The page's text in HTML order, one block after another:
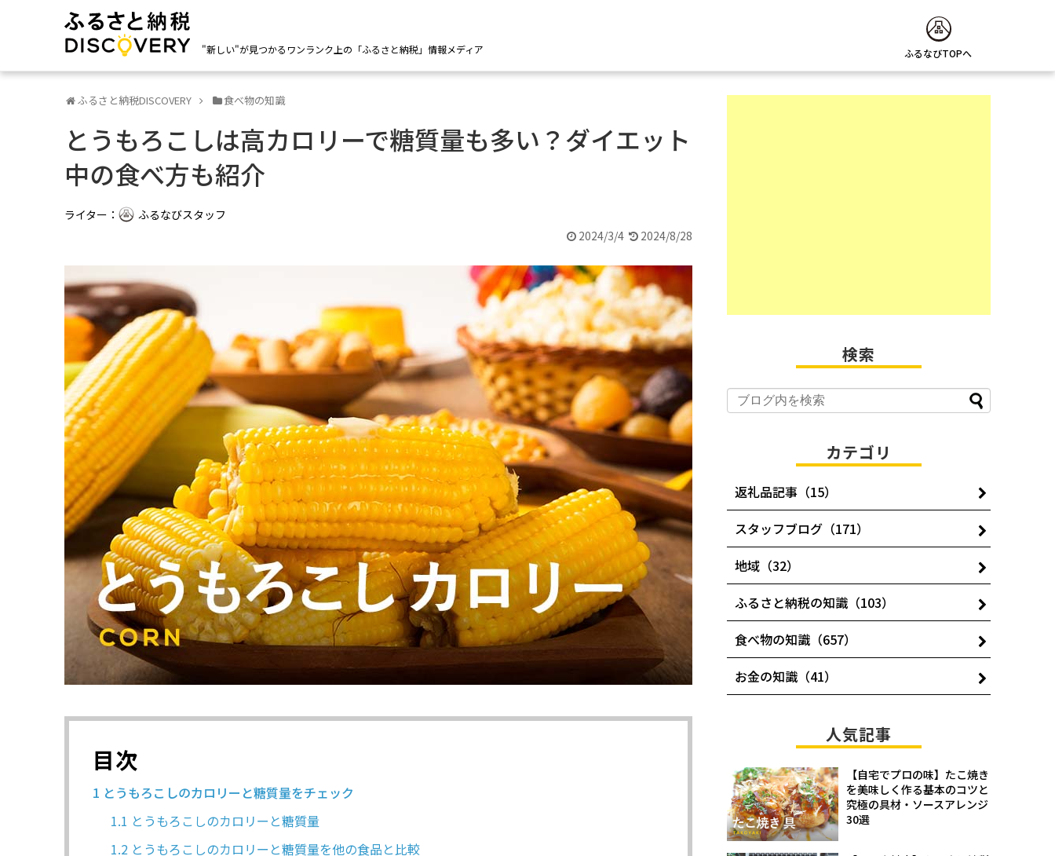
"新しい"が見つかるワンランク上の「ふるさと納税」情報メディア ふるなびTOPへ
ふるさと納税DISCOVERY 食べ物の知識
とうもろこしは高カロリーで糖質量も多い？ダイエット
中の食べ方も紹介
ライター：
ふるなびスタッフ
2024/3/4
2024/8/28
目次
1 とうもろこしのカロリーと糖質量をチェック
1.1 とうもろこしのカロリーと糖質量
1.2とうもろこしのカロリーと糖質量を他の食品と比較
検索
カテゴリ
返礼品記事（15）
スタッフブログ（171）
地域（32）
ふるさと納税の知識（103）
食べ物の知識（657）
お金の知識（41）
人気記事
【自宅でプロの味】たこ焼き
を美味しく作る基本のコツと
究極の具材・ソースアレンジ
30選